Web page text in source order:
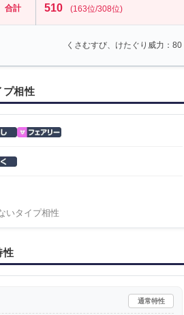
合計 510 (163位/308位)
くさむすび、けたぐり威力：80
プ相性
いタイプ相性
性
通常特性